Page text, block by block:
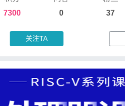
7300
0
37
关注TA